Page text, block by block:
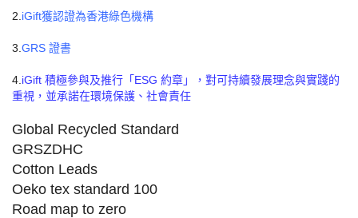
2. iGift獲認證為香港綠色機構
3. GRS 證書
4. iGift 積極參與及推行「ESG 約章」，對可持續發展理念與實踐的
重視，並承諾在環境保護、社會責任
Global Recycled Standard
GRSZDHC
Cotton Leads
Oeko tex standard 100
Road map to zero